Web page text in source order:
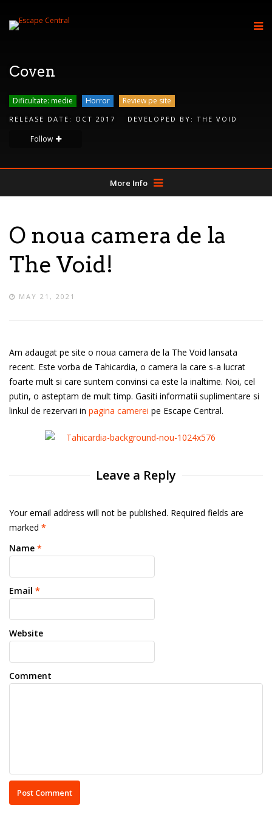
Coven
Dificultate: medie Horror Review pe site
RELEASE DATE: OCT 2017 DEVELOPED BY: THE VOID
Follow
More Info
O noua camera de la
The Void!
MAY 21, 2021
Am adaugat pe site o noua camera de la The Void lansata
recent. Este vorba de Tahicardia, o camera la care s-a lucrat
foarte mult si care suntem convinsi ca este la inaltime. Noi, cel
putin, o asteptam de mult timp. Gasiti informatii suplimentare si
linkul de rezervari in pagina camerei pe Escape Central.
Leave a Reply
Your email address will not be published. Required fields are
marked *
Name *
Email *
Website
Comment